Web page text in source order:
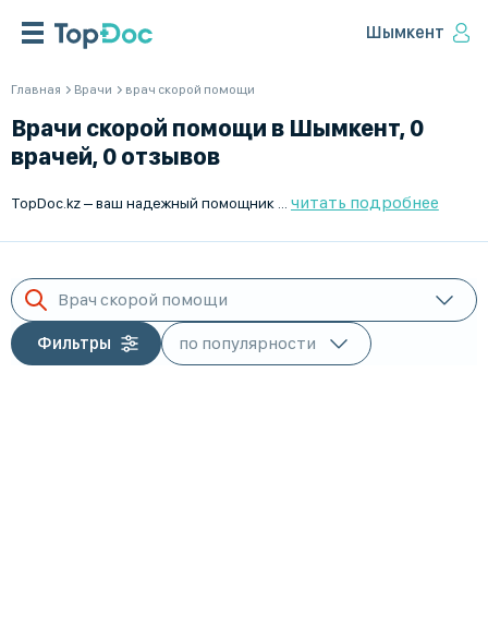
Шымкент
Главная Врачи врач скорой помощи
Врачи скорой помощи в Шымкент, 0
врачей, 0 отзывов
читать подробнее
Врач скорой помощи
Фильтры